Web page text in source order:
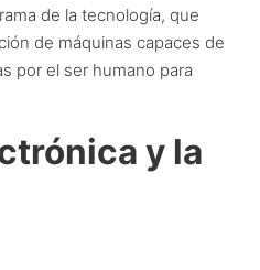
de la tecnología, que
de máquinas capaces de
por el ser humano para
y la